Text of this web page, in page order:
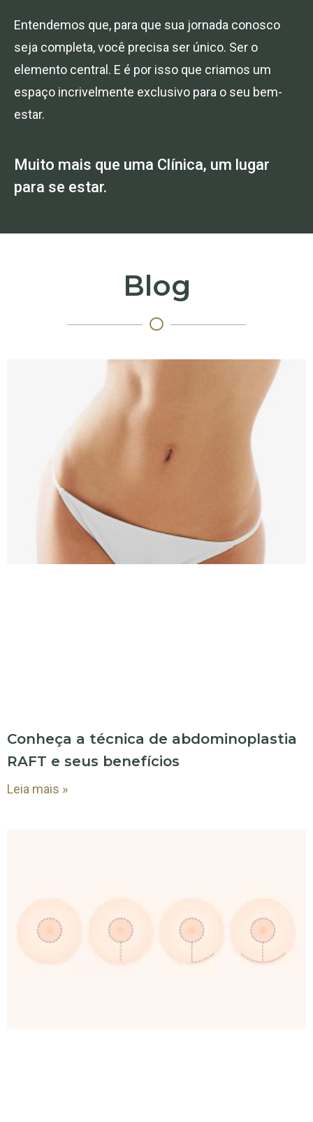
Entendemos que, para que sua jornada conosco
seja completa, você precisa ser único. Ser o
elemento central. E é por isso que criamos um
espaço incrivelmente exclusivo para o seu bem-
estar.
Muito mais que uma Clínica, um lugar
para se estar.
Blog
Conheça a técnica de abdominoplastia
RAFT e seus benefícios
Leia mais »